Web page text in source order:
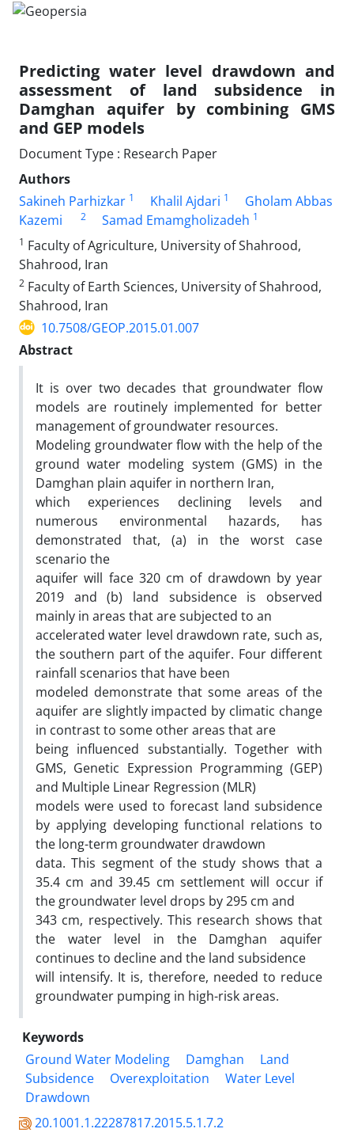
Predicting water level drawdown and
assessment of land subsidence in
Damghan aquifer by combining GMS
and GEP models
Document Type : Research Paper
Authors
Sakineh Parhizkar 1 Khalil Ajdari 1
Gholam Abbas
Kazemi
2 Samad Emamgholizadeh 1
1 Faculty of Agriculture, University of Shahrood,
Shahrood, Iran
2 Faculty of Earth Sciences, University of Shahrood,
Shahrood, Iran
10.7508/GEOP.2015.01.007
Abstract
It is over two decades that groundwater flow
models are routinely implemented for better
management of groundwater resources.
Modeling groundwater flow with the help of the
ground water modeling system (GMS) in the
Damghan plain aquifer in northern Iran,
which experiences declining levels and
numerous environmental hazards, has
demonstrated that, (a) in the worst case
scenario the
aquifer will face 320 cm of drawdown by year
2019 and (b) land subsidence is observed
mainly in areas that are subjected to an
accelerated water level drawdown rate, such as,
the southern part of the aquifer. Four different
rainfall scenarios that have been
modeled demonstrate that some areas of the
aquifer are slightly impacted by climatic change
in contrast to some other areas that are
being influenced substantially. Together with
GMS, Genetic Expression Programming (GEP)
and Multiple Linear Regression (MLR)
models were used to forecast land subsidence
by applying developing functional relations to
the long-term groundwater drawdown
data. This segment of the study shows that a
35.4 cm and 39.45 cm settlement will occur if
the groundwater level drops by 295 cm and
343 cm, respectively. This research shows that
the water level in the Damghan aquifer
continues to decline and the land subsidence
will intensify. It is, therefore, needed to reduce
groundwater pumping in high-risk areas.
Keywords
Ground Water Modeling
Damghan
Land
Subsidence
Overexploitation
Water Level
Drawdown
20.1001.1.22287817.2015.5.1.7.2